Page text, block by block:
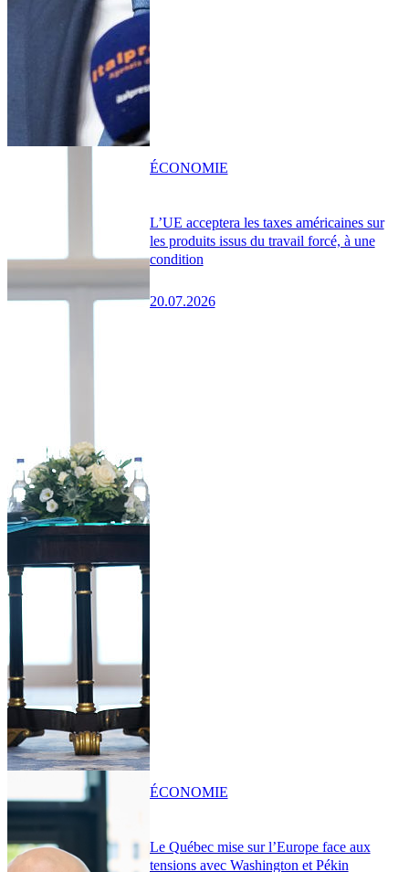
L’UE acceptera les taxes américaines sur
les produits issus du travail forcé, à une
condition
20.07.2026
ÉCONOMIE
Le Québec mise sur l’Europe face aux
tensions avec Washington et Pékin
ÉCONOMIE